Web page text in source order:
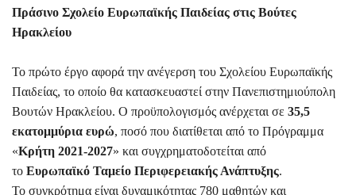
Πράσινο Σχολείο Ευρωπαϊκής Παιδείας στις Βούτες
Ηρακλείου
Το πρώτο έργο αφορά την ανέγερση του Σχολείου Ευρωπαϊκής
Παιδείας, το οποίο θα κατασκευαστεί στην Πανεπιστημιούπολη
Βουτών Ηρακλείου. Ο προϋπολογισμός ανέρχεται σε 35,5
εκατομμύρια ευρώ, ποσό που διατίθεται από το Πρόγραμμα
«Κρήτη 2021-2027» και συγχρηματοδοτείται από
το Ευρωπαϊκό Ταμείο Περιφερειακής Ανάπτυξης.
Το συγκρότημα είναι δυναμικότητας 780 μαθητών και